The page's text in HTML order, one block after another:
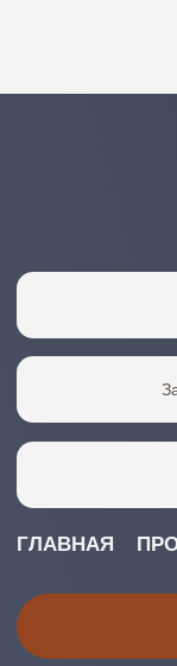
Москва, Чапаевский
ООО "Космокрем"
Мед. лицензия:
ЛО-77-01-021538
10:00–21:00